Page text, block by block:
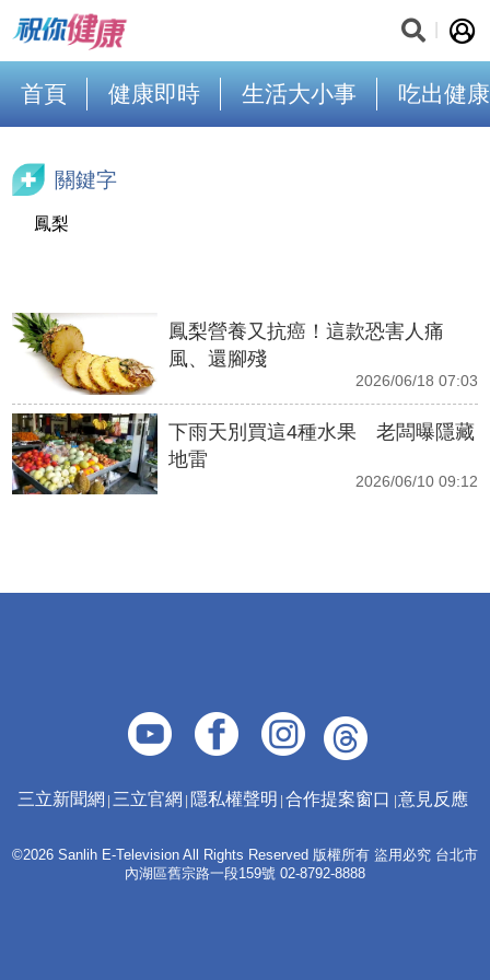
首頁 健康即時 生活大小事 吃出健康
關鍵字
鳳梨
鳳梨營養又抗癌！這款恐害人痛
風、還腳殘
2026/06/18 07:03
下雨天別買這4種水果 老闆曝隱藏
地雷
2026/06/10 09:12
三立新聞網 三立官網 隱私權聲明 合作提案窗口 意見反應
©2026 Sanlih E-Television All Rights Reserved 版權所有 盜用必究 台北市
內湖區舊宗路一段159號 02-8792-8888